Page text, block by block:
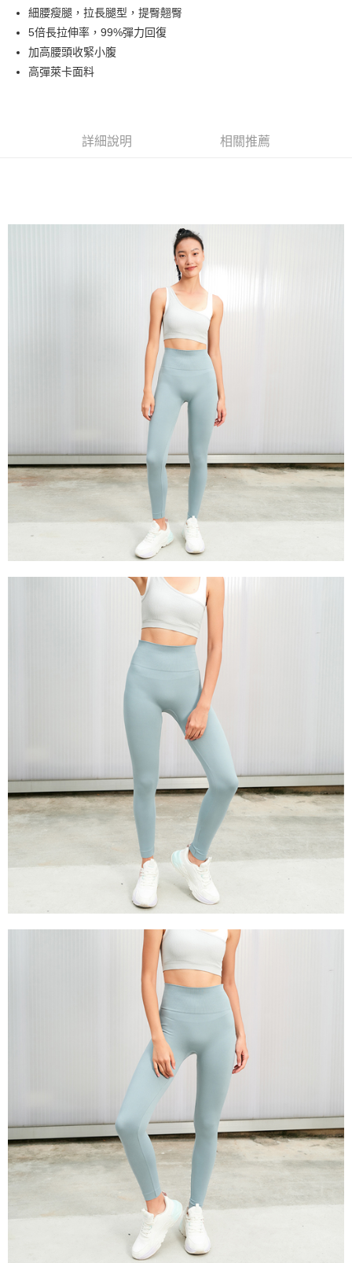
運送方式
一般全家取貨
每筆NT$100
每筆NT$100，滿NT$2,000(含以上)免運費
細腰瘦腿，拉長腿型，提臀翹臀
5倍長拉伸率，99%彈力回復
加高腰頭收緊小腹
高彈萊卡面料
詳細說明 相關推薦